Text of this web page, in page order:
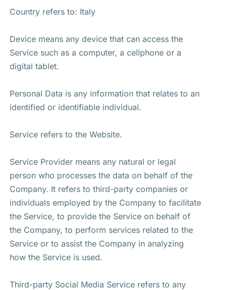
Country refers to: Italy
Device means any device that can access the
Service such as a computer, a cellphone or a
digital tablet.
Personal Data is any information that relates to an
identified or identifiable individual.
Service refers to the Website.
Service Provider means any natural or legal
person who processes the data on behalf of the
Company. It refers to third-party companies or
individuals employed by the Company to facilitate
the Service, to provide the Service on behalf of
the Company, to perform services related to the
Service or to assist the Company in analyzing
how the Service is used.
Third-party Social Media Service refers to any